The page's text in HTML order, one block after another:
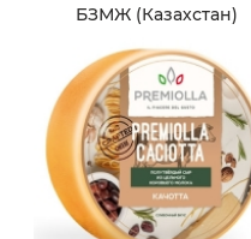
БЗМЖ (Казахстан)